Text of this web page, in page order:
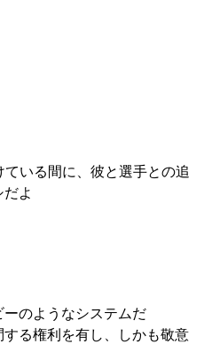
いる間に、彼と選手との追
よ
のようなシステムだ
る権利を有し、しかも敬意